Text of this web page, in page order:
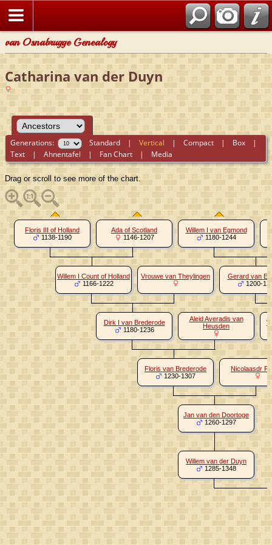
van Osnabrugge Genealogy
Catharina van der Duyn
Generations: Standard |Vertical |Compact | Box |
Text |Ahnentafel | Fan Chart | Media
Drag or scroll to see more of the chart.
Floris III of Holland
1138-1190
Ada of Scotland
1146-1207
Willem I van Egmond
1180-1244
Willem I Count of Holland
1166-1222
Vrouwe van Theylingen
Gerard van
1200-
Dirk I van Brederode
1180-1236
Aleid Averadis van
Heusden
Floris van Brederode
1230-1307
Nicolaasdr
Jan van den Doortoge
1260-1297
Willem van der Duyn
1285-1348